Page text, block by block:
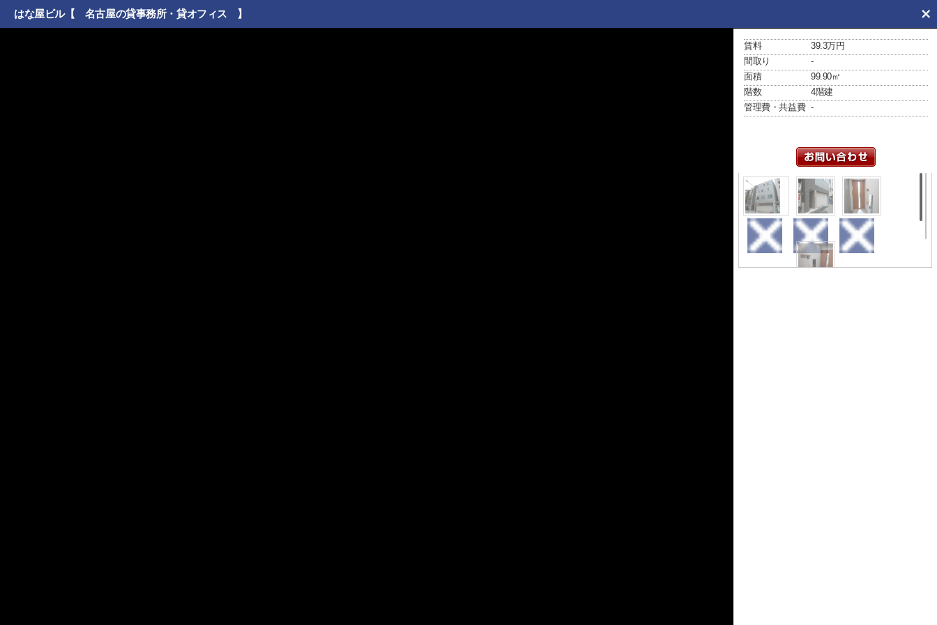
はな屋ビル【 名古屋の貸事務所・貸オフィス 】
賃料
39.3万円
間取り
-
面積
99.90㎡
階数
4階建
管理費・共益費 -
外観